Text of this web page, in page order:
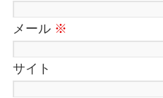
メール ※
サイト